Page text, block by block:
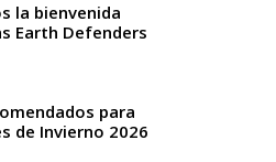
la bienvenida
Earth Defenders
para
de Invierno 2026